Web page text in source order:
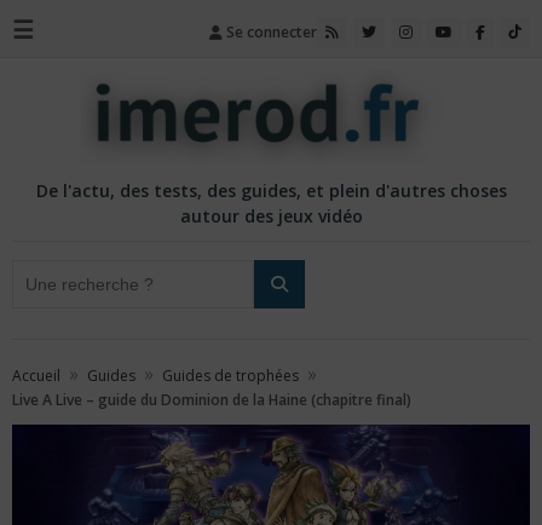
☰ Se connecter
De l'actu, des tests, des guides, et plein d'autres choses
autour des jeux vidéo
Accueil » Guides » Guides de trophées »
Live A Live – guide du Dominion de la Haine (chapitre final)